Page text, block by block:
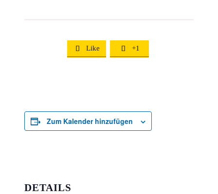
 Like  +1
Zum Kalender hinzufügen
DETAILS